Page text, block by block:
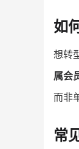
如
想转
属会
而非
常